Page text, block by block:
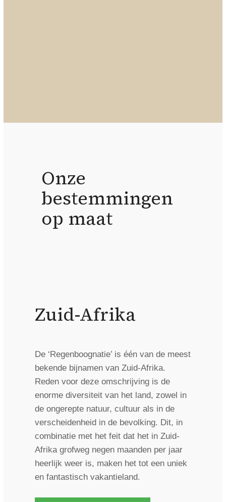
Onze
bestemmingen
op maat
Zuid-Afrika
De ‘Regenboognatie’ is één van de meest
bekende bijnamen van Zuid-Afrika.
Reden voor deze omschrijving is de
enorme diversiteit van het land, zowel in
de ongerepte natuur, cultuur als in de
verscheidenheid in de bevolking. Dit, in
combinatie met het feit dat het in Zuid-
Afrika grofweg negen maanden per jaar
heerlijk weer is, maken het tot een uniek
en fantastisch vakantieland.